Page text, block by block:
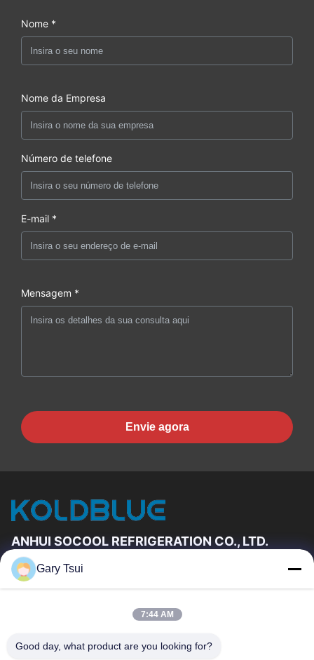
Nome *
Nome da Empresa
Número de telefone
E-mail *
Mensagem *
Envie agora
ANHUI SOCOOL REFRIGERATION CO., LTD.
Relações Rápidas
Sobre Nós
Excursão Da Fábrica
Controle Da Qualidade
Gary Tsui
7:44 AM
Good day, what product are you looking for?